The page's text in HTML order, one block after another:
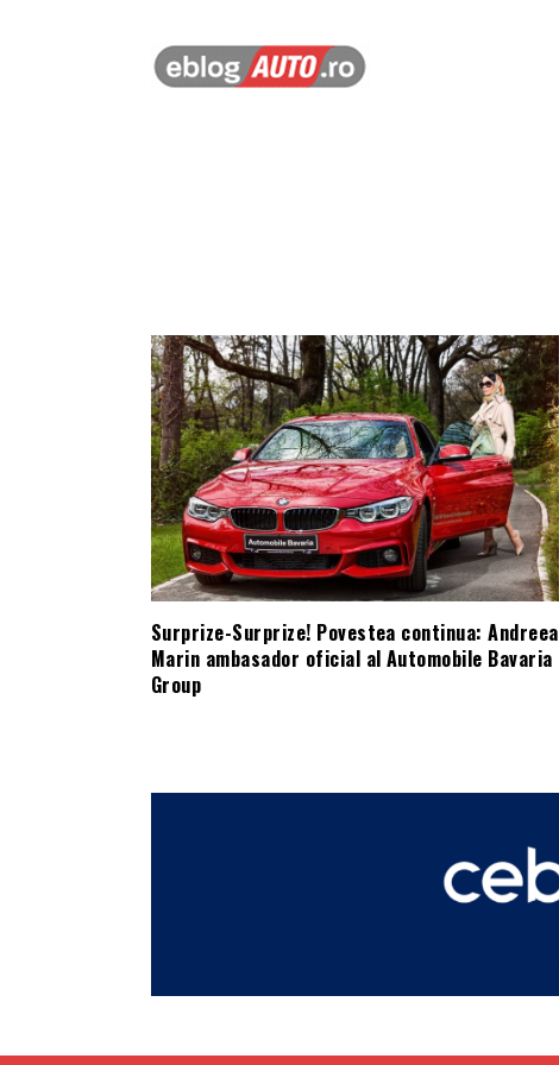
Surprize-Surprize! Povestea continua: Andreea
Marin ambasador oficial al Automobile Bavaria
Group